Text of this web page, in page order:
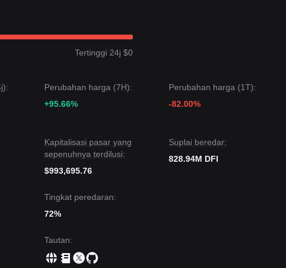
pembalikan tren yang jelas dikonfirmasi.
struktur harga
berbatasan (range-bound) dan cenderung
berikutnya adalah
dapat terus mengalami volatilitas atau pergerakan
berada di atas dukungan kritis$0.01550
, tren jangka menengah dapat
Tertinggi 24j $0
Perubahan harga (7H):
+95.66%
Perubahan harga (1T):
-82.00%
Kapitalisasi pasar yang
sepenuhnya terdilusi:
$993,695.76
Suplai beredar:
828.94M DFI
Tingkat peredaran:
72%
Tautan: